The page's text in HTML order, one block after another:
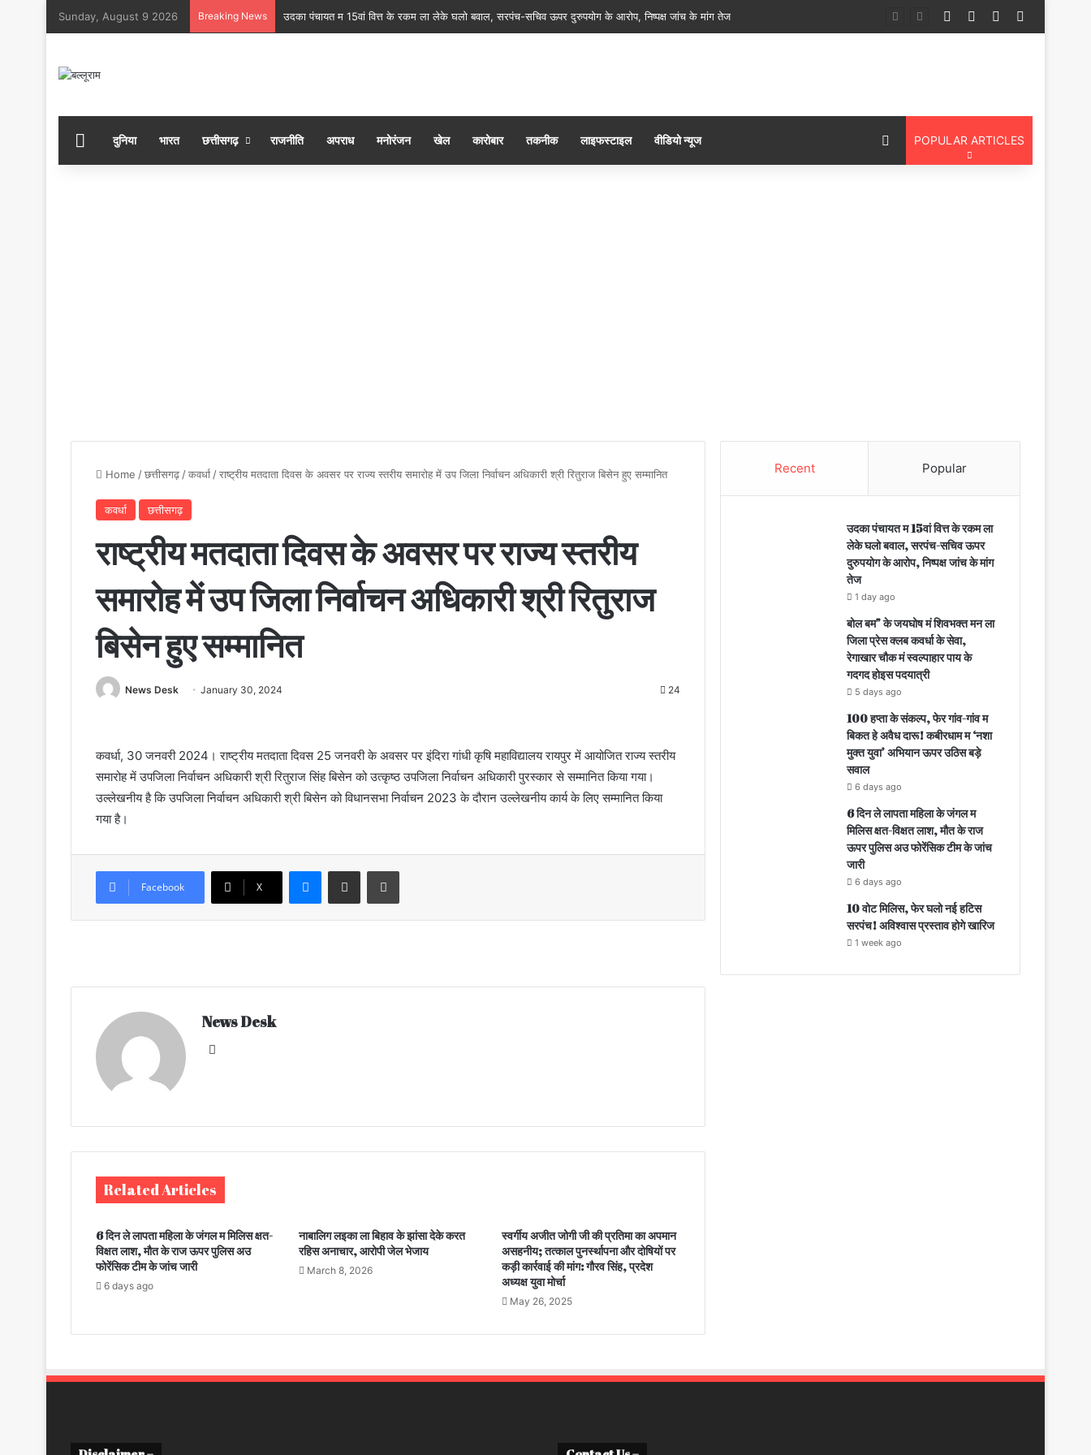
Sunday, August 9 2026 Breaking News बोल बम” के जयघोष मं शिवभक्त मन ला जिला प्रेस क्लब कवर्धा के सेवा, रेगाखार चौक मं स्वल्पाहार पाय के गदगद होइस पदयात्री Log InRandom Article
Sidebar
दुनिया भारत छत्तीसगढ़ राजनीति अपराध मनोरंजन खेल कारोबार तकनीक लाइफस्टाइल वीडियो न्यूज Switch skin
POPULAR ARTICLES
Home /छत्तीसगढ़ /कवर्धा /राष्ट्रीय मतदाता दिवस के अवसर पर राज्य स्तरीय समारोह में उप जिला निर्वाचन अधिकारी श्री रितुराज बिसेन हुए सम्मानित
कवर्धा छत्तीसगढ़
राष्ट्रीय मतदाता दिवस के अवसर पर राज्य स्तरीय
समारोह में उप जिला निर्वाचन अधिकारी श्री रितुराज
बिसेन हुए सम्मानित
News Desk January 30, 2024 24
कवर्धा, 30 जनवरी 2024। राष्ट्रीय मतदाता दिवस 25 जनवरी के अवसर पर इंदिरा गांधी कृषि महाविद्यालय रायपुर में आयोजित राज्य स्तरीय
समारोह में उपजिला निर्वाचन अधिकारी श्री रितुराज सिंह बिसेन को उत्कृष्ठ उपजिला निर्वाचन अधिकारी पुरस्कार से सम्मानित किया गया।
उल्लेखनीय है कि उपजिला निर्वाचन अधिकारी श्री बिसेन को विधानसभा निर्वाचन 2023 के दौरान उल्लेखनीय कार्य के लिए सम्मानित किया
गया है।
Facebook X
News Desk
Related Articles
6 दिन ले लापता महिला के जंगल म मिलिस क्षत-
विक्षत लाश, मौत के राज ऊपर पुलिस अउ
फोरेंसिक टीम के जांच जारी
6 days ago
नाबालिग लइका ला बिहाव के झांसा देके करत
रहिस अनाचार, आरोपी जेल भेजाय
March 8, 2026
स्वर्गीय अजीत जोगी जी की प्रतिमा का अपमान
असहनीय; तत्काल पुनर्स्थापना और दोषियों पर
कड़ी कार्रवाई की मांग: गौरव सिंह, प्रदेश
अध्यक्ष युवा मोर्चा
May 26, 2025
Recent Popular
उदका पंचायत म 15वां वित्त के रकम ला
लेके घलो बवाल, सरपंच-सचिव ऊपर
दुरुपयोग के आरोप, निष्पक्ष जांच के मांग
तेज
1 day ago
बोल बम” के जयघोष मं शिवभक्त मन ला
जिला प्रेस क्लब कवर्धा के सेवा,
रेगाखार चौक मं स्वल्पाहार पाय के
गदगद होइस पदयात्री
5 days ago
100 हप्ता के संकल्प, फेर गांव-गांव म
बिकत हे अवैध दारू! कबीरधाम म ‘नशा
मुक्त युवा’ अभियान ऊपर उठिस बड़े
सवाल
6 days ago
6 दिन ले लापता महिला के जंगल म
मिलिस क्षत-विक्षत लाश, मौत के राज
ऊपर पुलिस अउ फोरेंसिक टीम के जांच
जारी
6 days ago
10 वोट मिलिस, फेर घलो नई हटिस
सरपंच! अविश्वास प्रस्ताव होगे खारिज
1 week ago